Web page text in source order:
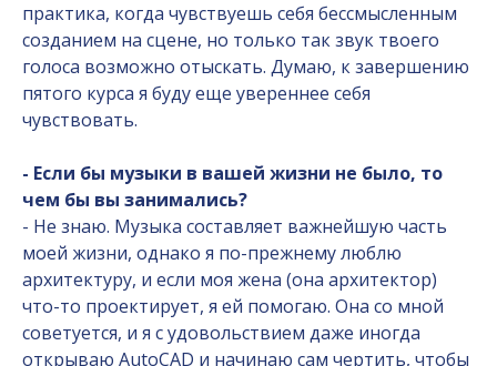
практика, когда чувствуешь себя бессмысленным
созданием на сцене, но только так звук твоего
голоса возможно отыскать. Думаю, к завершению
пятого курса я буду еще увереннее себя
чувствовать.
- Если бы музыки в вашей жизни не было, то
чем бы вы занимались?
- Не знаю. Музыка составляет важнейшую часть
моей жизни, однако я по-прежнему люблю
архитектуру, и если моя жена (она архитектор)
что-то проектирует, я ей помогаю. Она со мной
советуется, и я с удовольствием даже иногда
открываю AutoCAD и начинаю сам чертить, чтобы